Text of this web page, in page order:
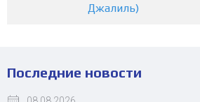
Джалиль)
Последние новости